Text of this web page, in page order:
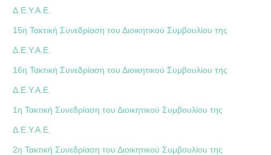
Δ.Ε.Υ.Α.Ε.
15η Τακτική Συνεδρίαση του Διοικητικού Συμβουλίου της
Δ.Ε.Υ.Α.Ε.
16η Τακτική Συνεδρίαση του Διοικητικού Συμβουλίου της
Δ.Ε.Υ.Α.Ε.
1η Τακτική Συνεδρίαση του Διοικητικού Συμβουλίου της
Δ.Ε.Υ.Α.Ε.
2η Τακτική Συνεδρίαση του Διοικητικού Συμβουλίου της